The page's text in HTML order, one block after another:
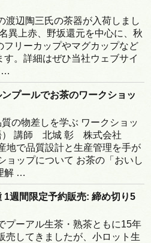
渡辺陶三氏の茶器が入荷しまし
異上赤、野坂還元を中心に、秋
リーカップやマグカップなど
。詳細はぜひ当社ウェブサイ
…
プールでお茶のワークショッ
の物差しを学ぶ ワークショッ
） 講師 北城 彰 株式会社
地で品質設計と生産管理を手が
ョップについて お茶の「おいし
解 …
1週間限定予約販売: 締め切り5
プーアル生茶・熟茶ともに15年
売してきましたが、小ロット生